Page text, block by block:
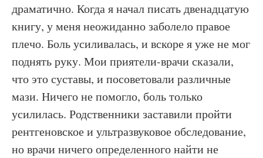
драматично. Когда я начал писать двенадцатую
книгу, у меня неожиданно заболело правое
плечо. Боль усиливалась, и вскоре я уже не мог
поднять руку. Мои приятели-врачи сказали,
что это суставы, и посоветовали различные
мази. Ничего не помогло, боль только
усилилась. Родственники заставили пройти
рентгеновское и ультразвуковое обследование,
но врачи ничего определенного найти не